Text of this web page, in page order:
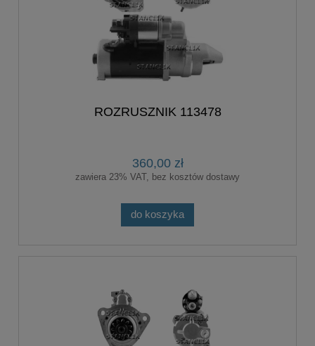
ROZRUSZNIK 113478
360,00 zł
zawiera 23% VAT, bez kosztów dostawy
do koszyka